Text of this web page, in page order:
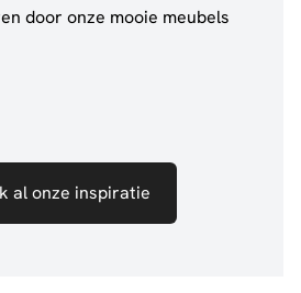
door onze mooie meubels
al onze inspiratie